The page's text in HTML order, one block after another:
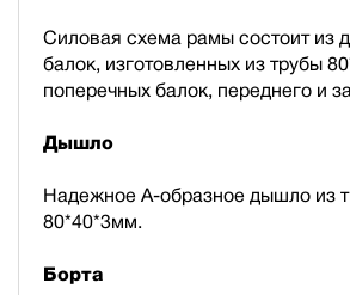
Силовая схема рамы состоит из
балок, изготовленных из трубы
поперечных балок, переднего и
Дышло
Надежное А-образное дышло из
80*40*3мм.
Борта